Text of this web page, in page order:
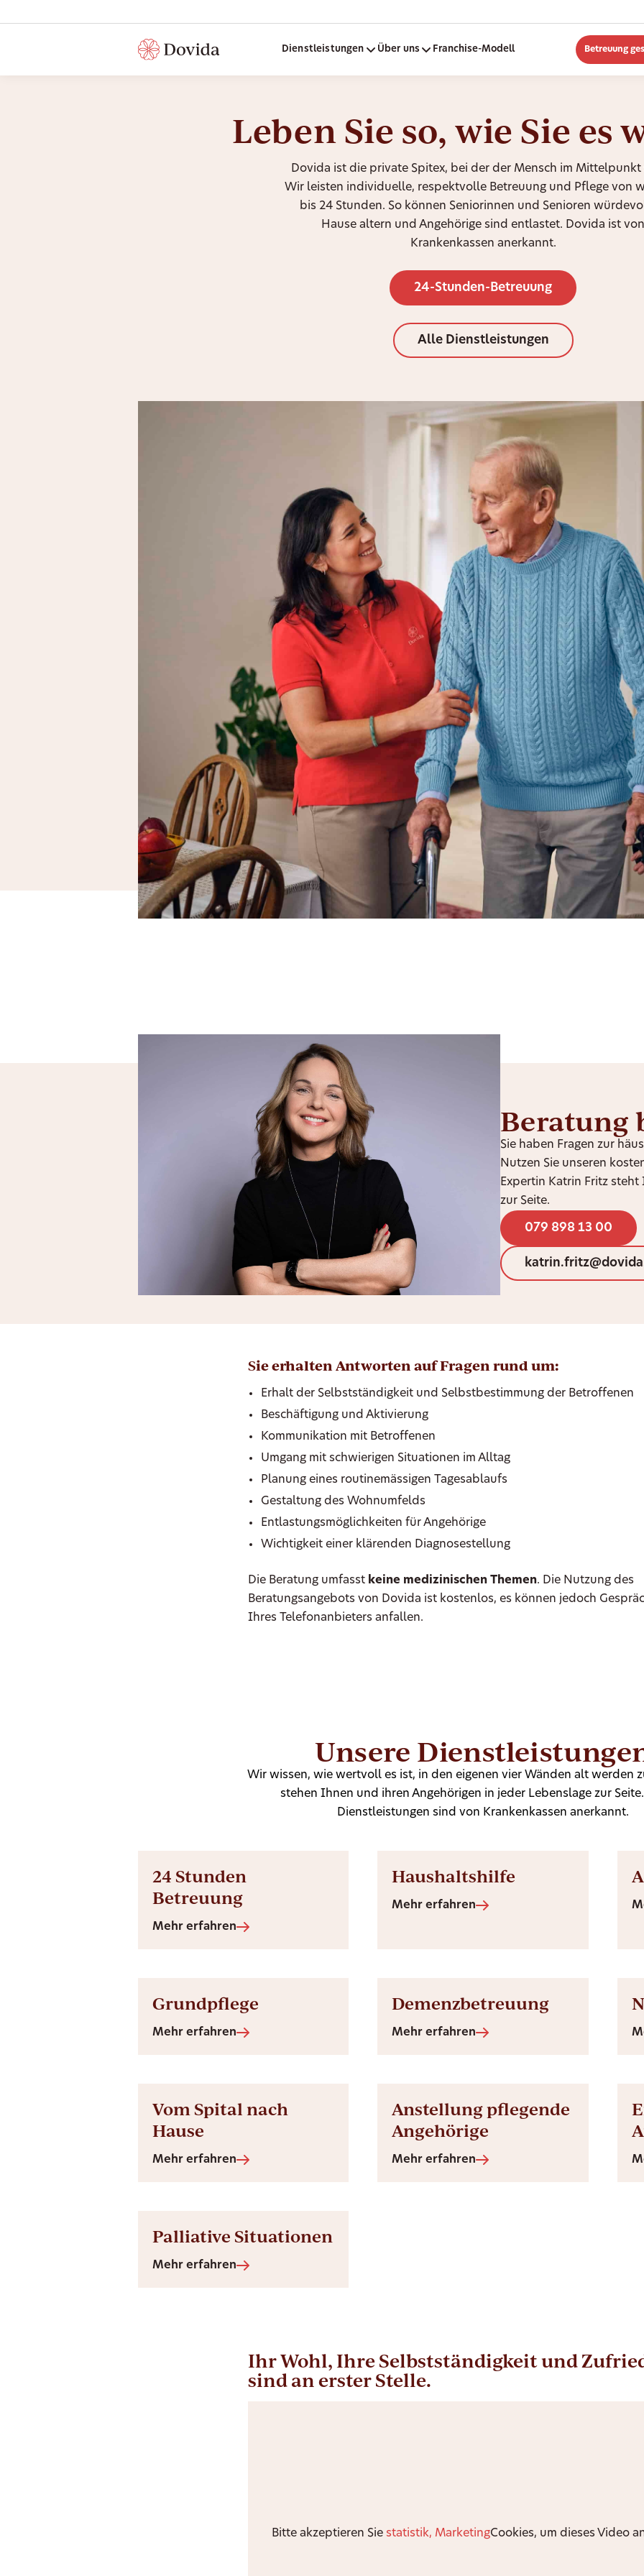
Dienstleistungen Über uns Franchise-Modell Betreuung
Leben Sie so, wie Sie es
Dovida ist die private Spitex, bei der der Mensch im Mittelpunkt
Wir leisten individuelle, respektvolle Betreuung und Pflege von
bis 24 Stunden. So können Seniorinnen und Senioren
Hause altern und Angehörige sind entlastet. Dovida ist von
Krankenkassen anerkannt.
24-Stunden-Betreuung
Alle Dienstleistungen
Beratung
Sie haben Fragen zur
Nutzen Sie unseren
Expertin Katrin Fritz
zur Seite.
079 898 13 00
Sie erhalten Antworten auf Fragen rund um:
Erhalt der Selbstständigkeit und Selbstbestimmung der Betroffenen
Beschäftigung und Aktivierung
Kommunikation mit Betroffenen
Umgang mit schwierigen Situationen im Alltag
Planung eines routinemässigen Tagesablaufs
Gestaltung des Wohnumfelds
Entlastungsmöglichkeiten für Angehörige
Wichtigkeit einer klärenden Diagnosestellung
Die Beratung umfasst keine medizinischen Themen. Die Nutzung des
Beratungsangebots von Dovida ist kostenlos, es können jedoch
Ihres Telefonanbieters anfallen.
Unsere
Wir wissen, wie wertvoll es ist, in den eigenen vier Wänden alt werden
stehen Ihnen und ihren Angehörigen in jeder Lebenslage zur
Dienstleistungen sind von Krankenkassen anerkannt.
24 Stunden
Betreuung
Mehr erfahren
Haushaltshilfe
Mehr erfahren
Grundpflege
Mehr erfahren
Demenzbetreuung
Mehr erfahren
Vom Spital nach
Hause
Mehr erfahren
Anstellung pflegende
Angehörige
Mehr erfahren
Palliative Situationen
Mehr erfahren
Ihr Wohl, Ihre Selbstständigkeit und
sind an erster Stelle.
Bitte akzeptieren Sie statistik, MarketingCookies, um dieses Video